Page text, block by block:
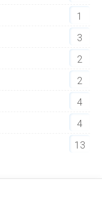
1
3
2
2
4
4
13